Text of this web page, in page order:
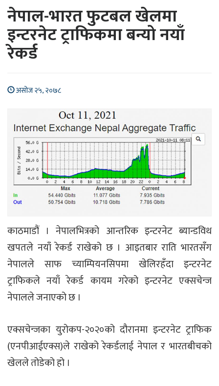
नेपाल-भारत फुटबल खेलमा
इन्टरनेट ट्राफिकमा बन्यो नयाँ
रेकर्ड
असोज २५, २०७८
काठमाडौं । नेपालभित्रको आन्तरिक इन्टरनेट ब्यान्डविथ
खपतले नयाँ रेकर्ड राखेको छ । आइतबार राति भारतसँग
नेपालले साफ च्याम्पियनसिपमा खेलिरहँदा इन्टरनेट
ट्राफिकले नयाँ रेकर्ड कायम गरेको इन्टरनेट एक्सचेन्ज
नेपालले जनाएको छ ।
एक्सचेन्जका युरोकप-२०२०को दौरानमा इन्टरनेट ट्राफिक
(एनपीआईएक्स)ले राखेको रेकर्डलाई नेपाल र भारतबीचको
खेलले तोडेको हो ।